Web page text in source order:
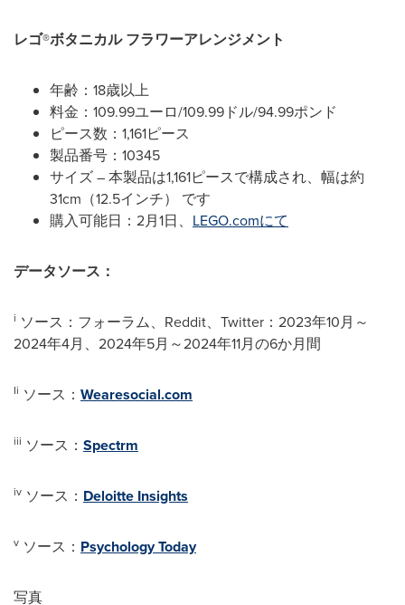
レゴ®ボタニカル フラワーアレンジメント
年齢：18歳以上
料金：109.99ユーロ/109.99ドル/94.99ポンド
ピース数：1,161ピース
製品番号：10345
サイズ – 本製品は1,161ピースで構成され、幅は約
31cm（12.5インチ） です
購入可能日：2月1日、 LEGO.comにて
データソース：
i ソース：フォーラム、Reddit、Twitter：2023年10月～
2024年4月、2024年5月～2024年11月の6か月間
Ii ソース： Wearesocial.com
iii ソース： Spectrm
iv ソース： Deloitte Insights
v ソース： Psychology Today
写真